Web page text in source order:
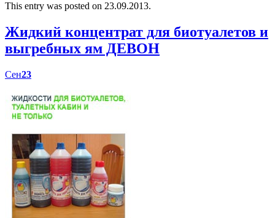
This entry was posted on 23.09.2013.
Жидкий концентрат для биотуалетов и
выгребных ям ДЕВОН
Сен23